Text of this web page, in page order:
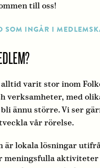
till oss!
SOM INGÅR I
varit stor inom
verksamheter, med
bli ännu större. Vi ser
vår rörelse.
är lokala lösningar
meningsfulla